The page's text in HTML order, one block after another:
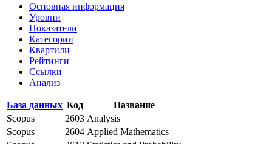
Основная информация
Уровни
Показатели
Категории
Квартили
Рейтинги
Ссылки
Анализ
База данных Код
Название
Scopus
2603 Analysis
Scopus
2604 Applied Mathematics